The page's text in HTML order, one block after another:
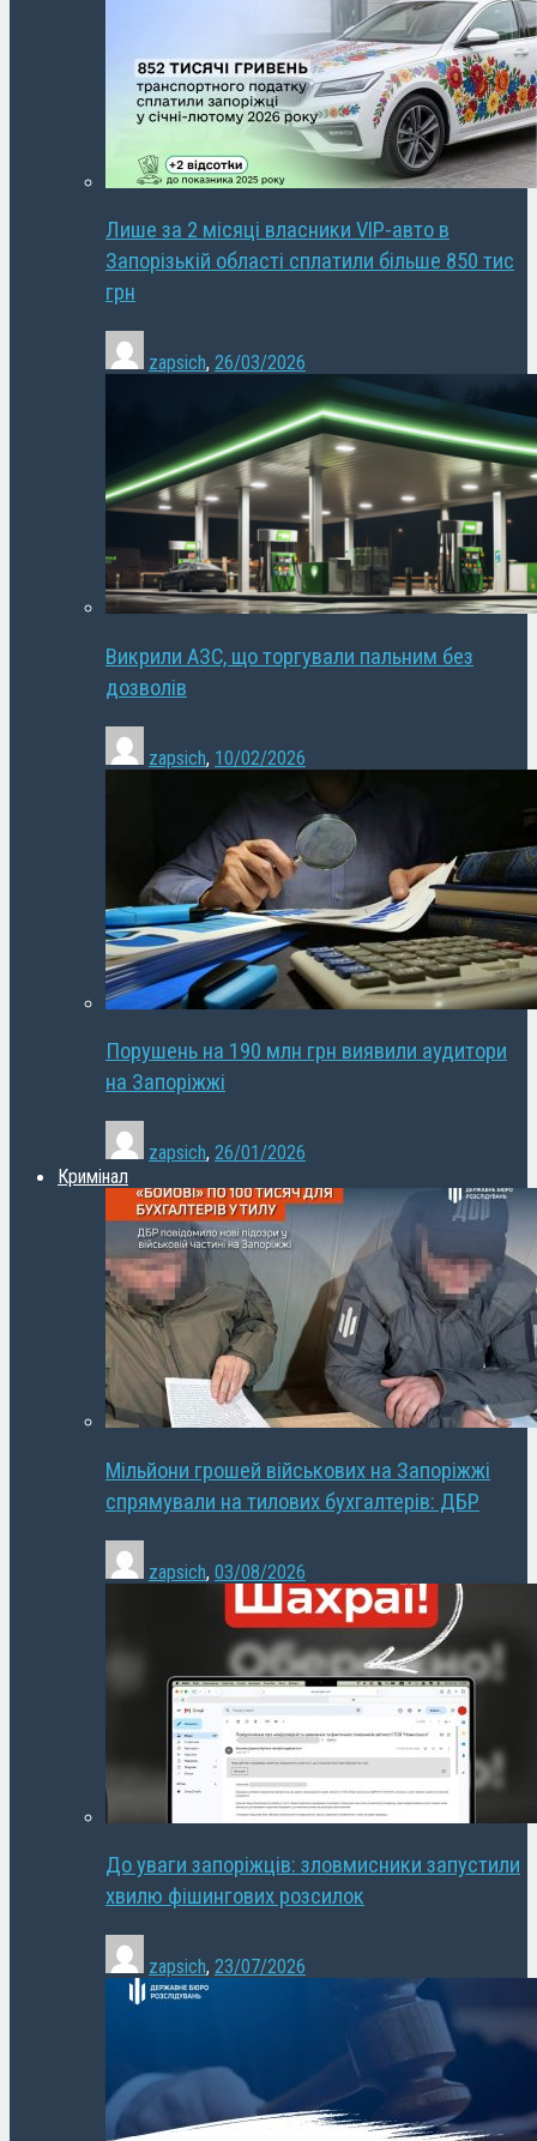
Лише за 2 місяці власники VIP-авто в
Запорізькій області сплатили більше 850 тис
грн
zapsich, 26/03/2026
Викрили АЗС, що торгували пальним без
дозволів
zapsich, 10/02/2026
Порушень на 190 млн грн виявили аудитори
на Запоріжжі
zapsich, 26/01/2026
Кримінал
Мільйони грошей військових на Запоріжжі
спрямували на тилових бухгалтерів: ДБР
zapsich, 03/08/2026
До уваги запоріжців: зловмисники запустили
хвилю фішингових розсилок
zapsich, 23/07/2026